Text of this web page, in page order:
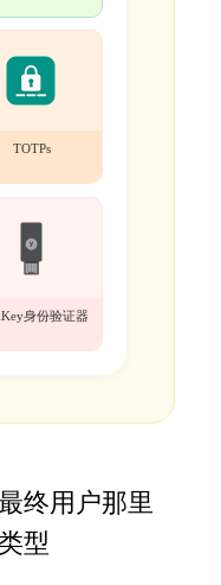
TOTPs
身份验证器
终用户那里
型